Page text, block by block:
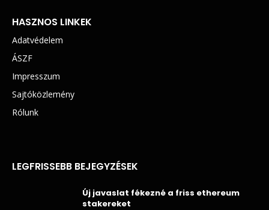
HASZNOS LINKEK
Adatvédelem
ÁSZF
Impresszum
Sajtóközlemény
Rólunk
LEGFRISSEBB BEJEGYZÉSEK
Új javaslat fékezné a friss ethereum
stakereket